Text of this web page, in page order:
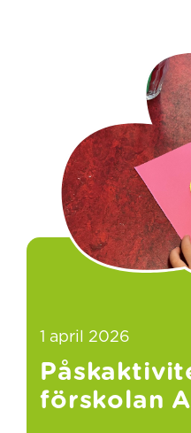
1 april 2026
förskolan